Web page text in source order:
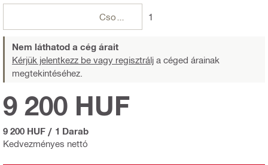
1
Nem láthatod a cég árait
Kérjük jelentkezz be vagy regisztrálj a céged árainak
megtekintéséhez.
Kedvezményes nettó
9 200 HUF
9 200 HUF / 1 Darab